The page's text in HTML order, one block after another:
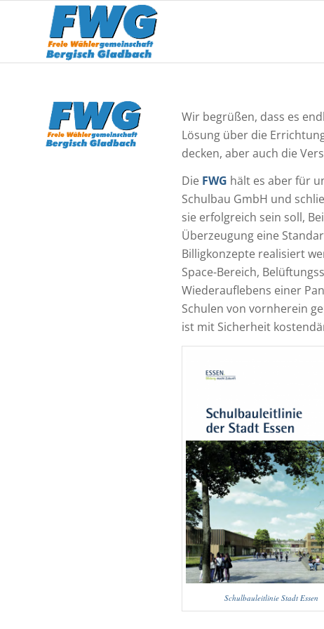
Wir begrüßen, dass es
Lösung über die
decken, aber auch die
Die FWG hält es aber für
Schulbau GmbH und
sie erfolgreich sein soll,
Überzeugung eine
Billigkonzepte realisiert
Space-Bereich,
Wiederauflebens einer
Schulen von vornherein
ist mit Sicherheit
Schulbauleitlinie Stadt Essen